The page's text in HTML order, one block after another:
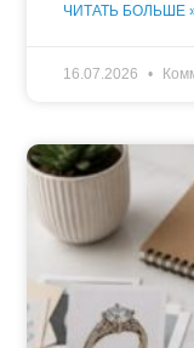
ЧИТАТЬ БОЛЬШЕ
16.07.2026